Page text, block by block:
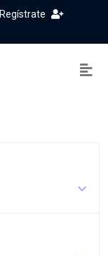
Regístrate